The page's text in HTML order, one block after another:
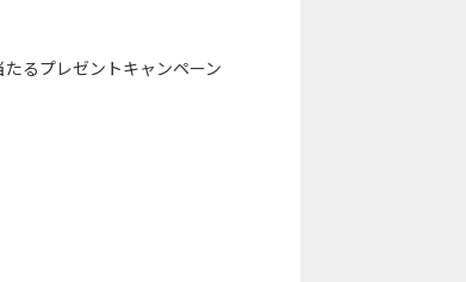
るプレゼントキャンペーン